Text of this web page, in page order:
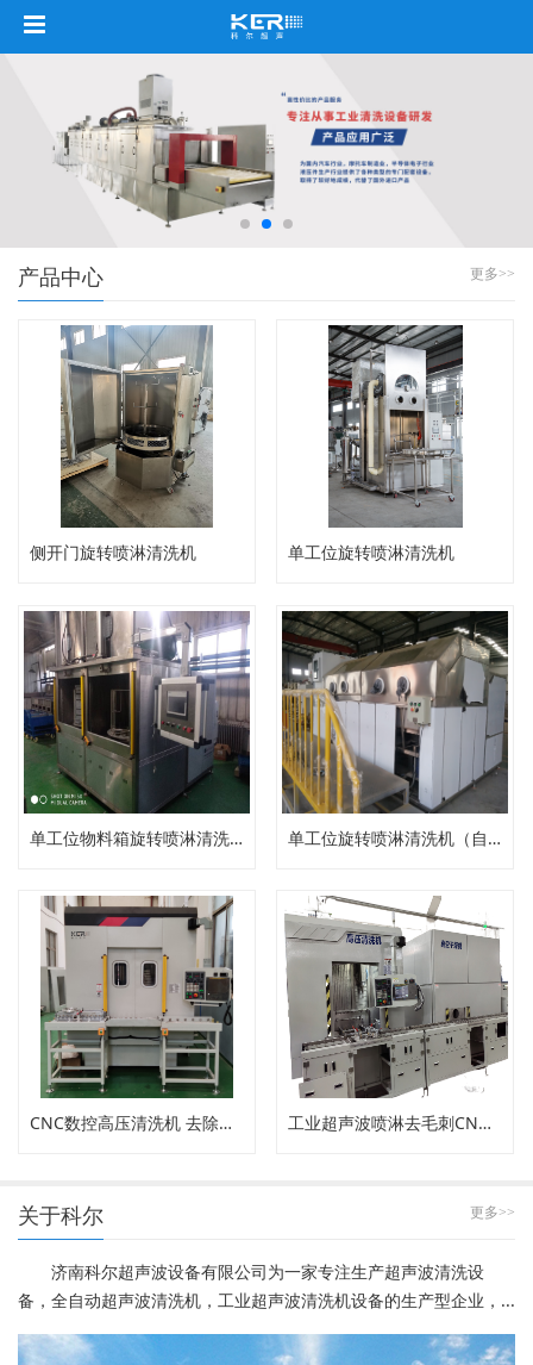
更多>>
产品中心
侧开门旋转喷淋清洗机 单工位旋转喷淋清洗机
单工位物料箱旋转喷淋清洗机 单工位旋转喷淋清洗机（自动压力清洗机）
CNC数控高压清洗机 去除内孔工件毛刺 工业超声波喷淋去毛刺CNC高压清洗机
更多>>
关于科尔
济南科尔超声波设备有限公司为一家专注生产超声波清洗设
备，全自动超声波清洗机，工业超声波清洗机设备的生产型企业，...